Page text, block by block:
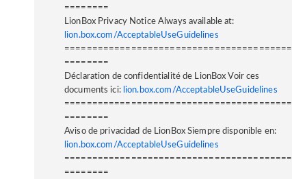
========
LionBox Privacy Notice Always available at:
lion.box.com/AcceptableUseGuidelines
=========================================
========
Déclaration de confidentialité de LionBox Voir ces
documents ici: lion.box.com/AcceptableUseGuidelines
=========================================
========
Aviso de privacidad de LionBox Siempre disponible en:
lion.box.com/AcceptableUseGuidelines
=========================================
========